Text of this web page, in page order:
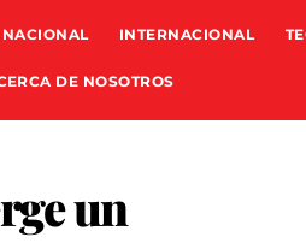
NACIONAL INTERNACIONAL
DE NOSOTROS
un